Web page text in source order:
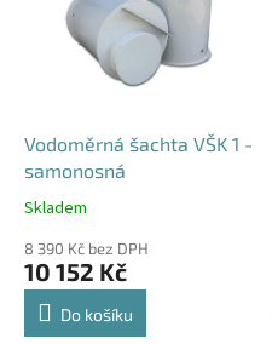
Vodoměrná šachta VŠK 1 -
samonosná
Průměrné
produktu
je
4,4
Skladem
8 390 Kč bez DPH
10 152 Kč
Do košíku